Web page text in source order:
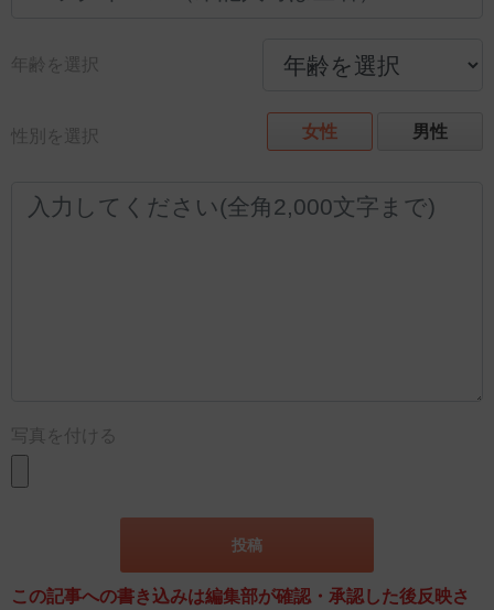
年齢を選択
性別を選択 女性 男性
写真を付ける
この記事への書き込みは編集部が確認・承認した後反映さ